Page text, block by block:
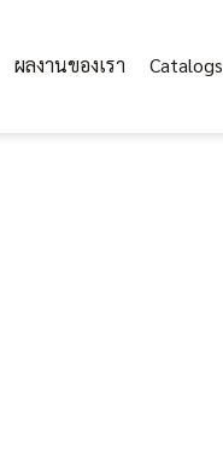
ผลงานของเรา Catalogs